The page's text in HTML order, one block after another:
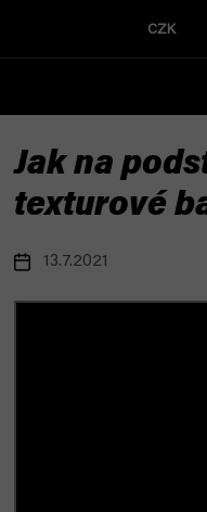
CZK
Jak na
texturové
13.7.2021